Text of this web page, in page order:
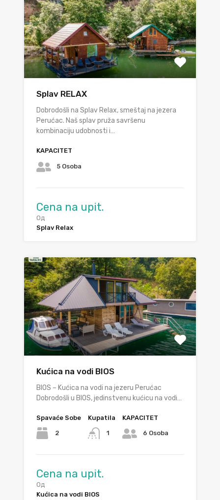
Splav RELAX
Dobrodošli na Splav Relax, smeštaj na jezera
Perućac. Naš splav pruža savršenu
kombinaciju udobnosti i…
KAPACITET
5 Osoba
Cena na upit.
Од
Splav Relax
Kućica na vodi BIOS
BIOS – Kućica na vodi na jezeru Perućac
Dobrodošli u BIOS, jedinstvenu kućicu na vodi…
Spavaće Sobe
2
Kupatila
1
KAPACITET
6 Osoba
Cena na upit.
Од
Kućica na vodi BIOS